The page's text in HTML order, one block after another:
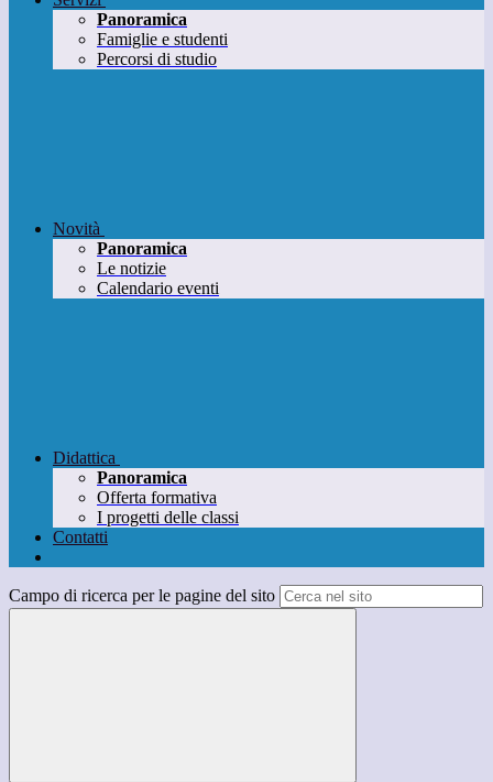
Panoramica
Famiglie e studenti
Percorsi di studio
Novità
Panoramica
Le notizie
Calendario eventi
Didattica
Panoramica
Offerta formativa
I progetti delle classi
Contatti
Campo di ricerca per le pagine del sito